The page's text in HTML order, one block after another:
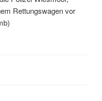
Rettungswagen vor